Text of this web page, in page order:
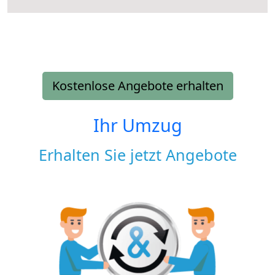
Kostenlose Angebote erhalten
Ihr Umzug
Erhalten Sie jetzt Angebote